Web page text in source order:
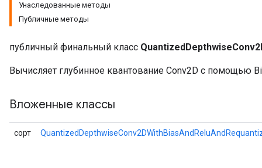
Унаследованные методы
Публичные методы
публичный финальный класс
Вычисляет глубинное квантование Conv2D с помощью
Вложенные классы
сорт